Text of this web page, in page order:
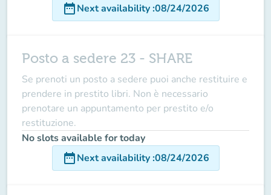
date_rangeNext availability:08/24/2026
Posto a sedere 23 - SHARE
Se prenoti un posto a sedere puoi anche restituire e
prendere in prestito libri. Non è necessario
prenotare un appuntamento per prestito e/o
restituzione.
No slots available for today
date_rangeNext availability:08/24/2026